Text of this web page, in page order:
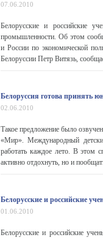
07.06.2010
Белорусские и российские
промышленности. Об этом
и России по экономической
Белоруссии Петр Витязь,
Белоруссия готова принять
02.06.2010
Такое предложение было
«Мир». Международный
работать каждое лето. В этом
активно отдохнуть, но и
Белорусские и российские
01.06.2010
Белорусские и российские